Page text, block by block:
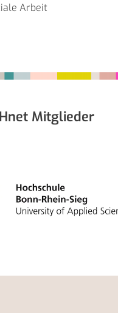
Arbeit
Mitglieder